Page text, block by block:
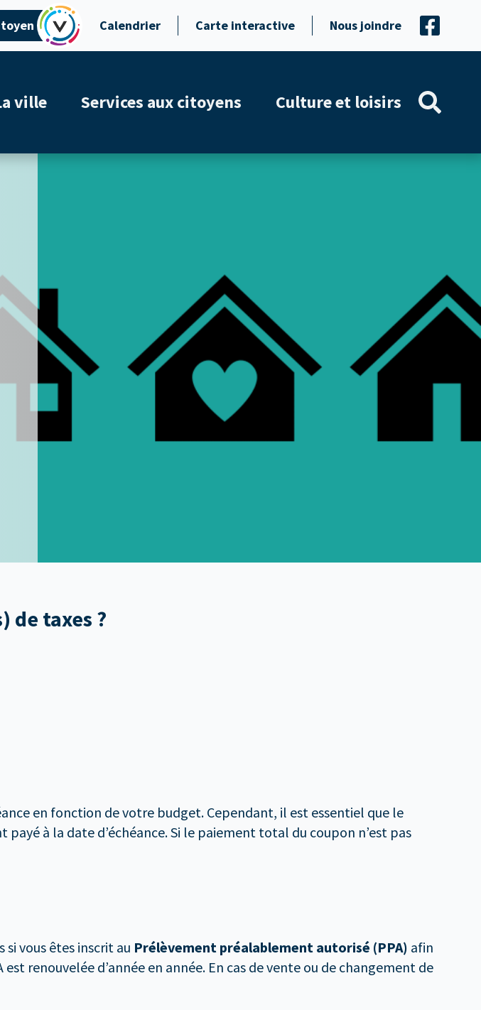
Calendrier Carte interactive Nous joindre
ville Services aux citoyens Culture et loisirs
de taxes ?
en fonction de votre budget. Cependant, il est essentiel que le
à la date d’échéance. Si le paiement total du coupon n’est pas
vous êtes inscrit au Prélèvement préalablement autorisé (PPA) afin
renouvelée d’année en année. En cas de vente ou de changement de